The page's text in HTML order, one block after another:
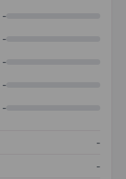
-
-
-
-
-
-
-